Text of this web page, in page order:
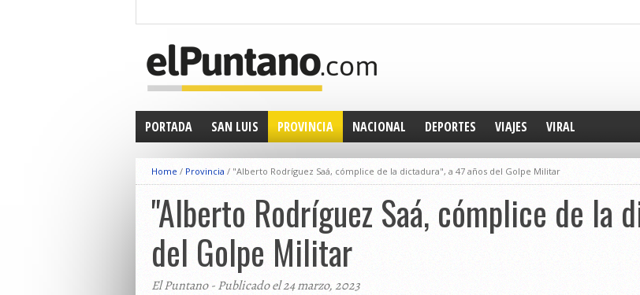
PORTADA SAN LUIS PROVINCIA NACIONAL DEPORTES VIAJES VIRAL
Home / Provincia / "Alberto Rodríguez Saá, cómplice de la dictadura", a 47 años del Golpe Militar
"Alberto Rodríguez Saá, cómplice de la
del Golpe Militar
El Puntano - Publicado el 24 marzo, 2023